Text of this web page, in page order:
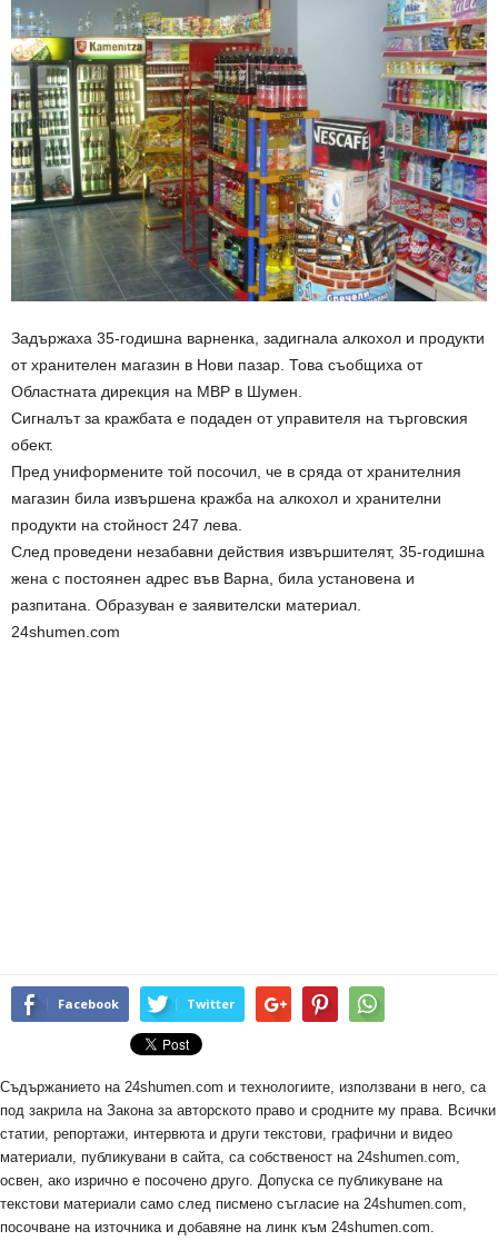
Задържаха 35-годишна варненка, задигнала алкохол и продукти
от хранителен магазин в Нови пазар. Това съобщиха от
Областната дирекция на МВР в Шумен.
Сигналът за кражбата е подаден от управителя на търговския
обект.
Пред униформените той посочил, че в сряда от хранителния
магазин била извършена кражба на алкохол и хранителни
продукти на стойност 247 лева.
След проведени незабавни действия извършителят, 35-годишна
жена с постоянен адрес във Варна, била установена и
разпитана. Образуван е заявителски материал.
24shumen.com
Facebook Twitter
Съдържанието на 24shumen.com и технологиите, използвани в него, са
под закрила на Закона за авторското право и сродните му права. Всички
статии, репортажи, интервюта и други текстови, графични и видео
материали, публикувани в сайта, са собственост на 24shumen.com,
освен, ако изрично е посочено друго. Допуска се публикуване на
текстови материали само след писмено съгласие на 24shumen.com,
посочване на източника и добавяне на линк към 24shumen.com.